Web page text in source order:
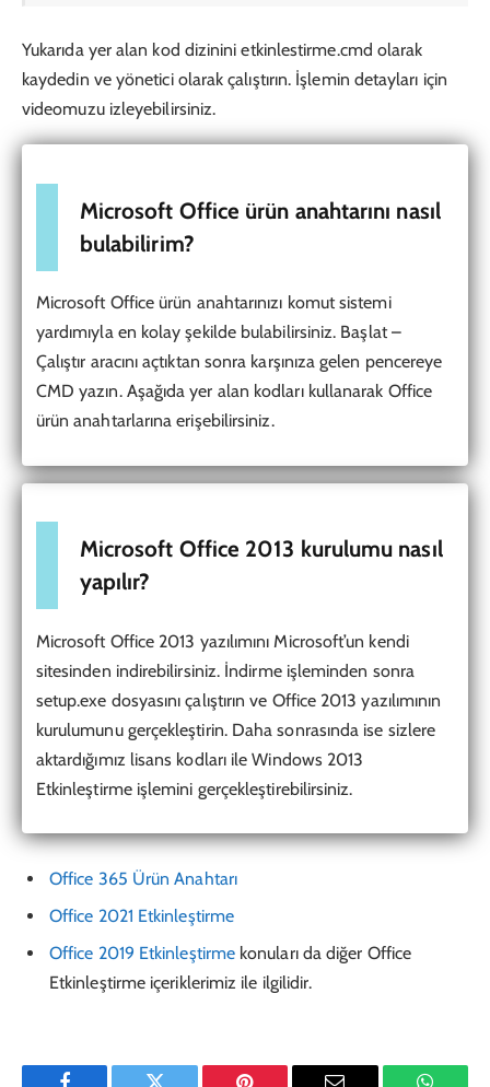
Yukarıda yer alan kod dizinini etkinlestirme.cmd olarak
kaydedin ve yönetici olarak çalıştırın. İşlemin detayları için
videomuzu izleyebilirsiniz.
Microsoft Office ürün anahtarını nasıl
bulabilirim?
Microsoft Office ürün anahtarınızı komut sistemi
yardımıyla en kolay şekilde bulabilirsiniz. Başlat –
Çalıştır aracını açtıktan sonra karşınıza gelen pencereye
CMD yazın. Aşağıda yer alan kodları kullanarak Office
ürün anahtarlarına erişebilirsiniz.
Microsoft Office 2013 kurulumu nasıl
yapılır?
Microsoft Office 2013 yazılımını Microsoft’un kendi
sitesinden indirebilirsiniz. İndirme işleminden sonra
setup.exe dosyasını çalıştırın ve Office 2013 yazılımının
kurulumunu gerçekleştirin. Daha sonrasında ise sizlere
aktardığımız lisans kodları ile Windows 2013
Etkinleştirme işlemini gerçekleştirebilirsiniz.
Office 365 Ürün Anahtarı
Office 2021 Etkinleştirme
Office 2019 Etkinleştirme konuları da diğer Office
Etkinleştirme içeriklerimiz ile ilgilidir.